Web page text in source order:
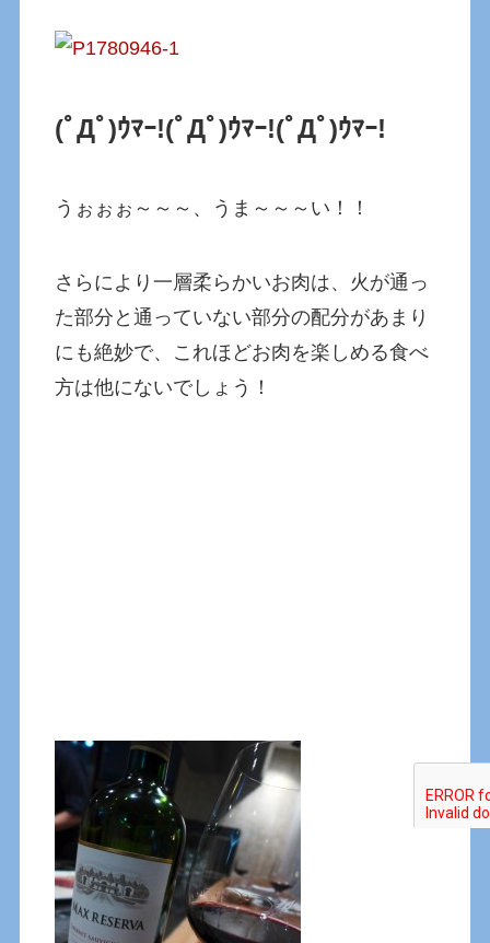
(ﾟДﾟ)ｳﾏｰ!(ﾟДﾟ)ｳﾏｰ!(ﾟДﾟ)ｳﾏｰ!
うぉぉぉ～～～、うま～～～い！！
さらにより一層柔らかいお肉は、火が通っ
た部分と通っていない部分の配分があまり
にも絶妙で、これほどお肉を楽しめる食べ
方は他にないでしょう！